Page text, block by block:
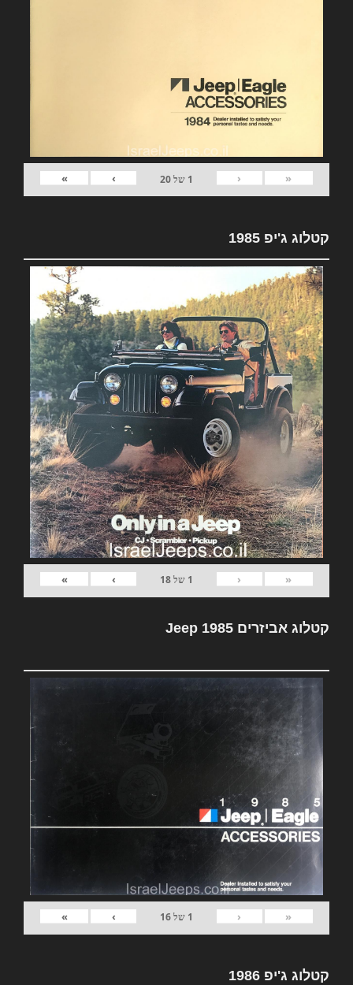
«
‹
1 של20
›
»
קטלוג ג'יפ 1985
«
‹
1 של18
›
»
קטלוג אביזרים Jeep 1985
«
‹
1 של16
›
»
קטלוג ג'יפ 1986